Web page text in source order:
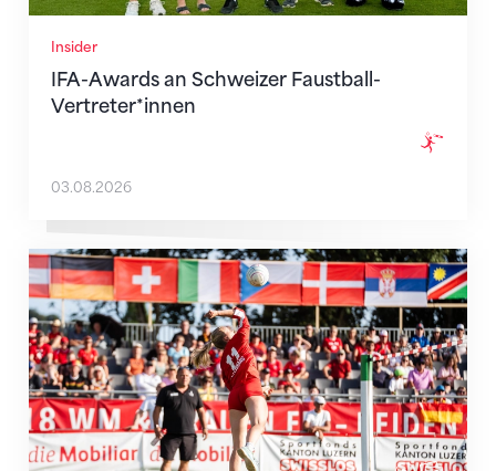
Insider
IFA-Awards an Schweizer Faustball-
Vertreter*innen
03.08.2026
Heimturnier mit Glanzresultaten: Schweiz gewinnt